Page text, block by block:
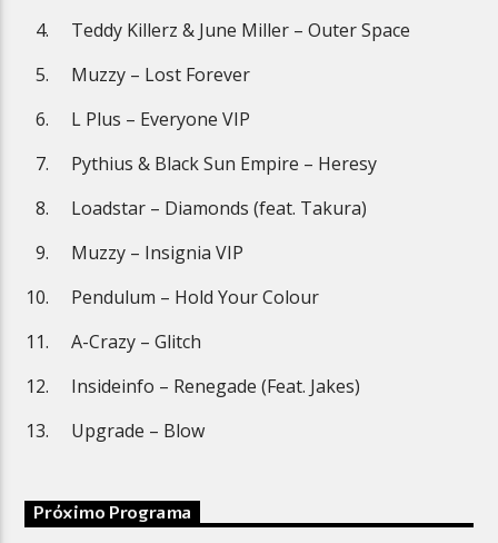
Teddy Killerz & June Miller – Outer Space
Muzzy – Lost Forever
L Plus – Everyone VIP
Pythius & Black Sun Empire – Heresy
Loadstar – Diamonds (feat. Takura)
Muzzy – Insignia VIP
Pendulum – Hold Your Colour
A-Crazy – Glitch
Insideinfo – Renegade (Feat. Jakes)
Upgrade – Blow
Próximo Programa